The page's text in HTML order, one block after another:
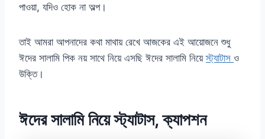
পাওয়া, যদিও হোক না অল্প।
তাই আমরা আপনাদের কথা মাথায় রেখে আজকের এই আয়োজনে শুধু
ঈদের সালামি পিক নয় সাথে নিয়ে এসছি ঈদের সালামি নিয়েস্ট্যাটাস ও
উক্তি।
ঈদের সালামি নিয়ে স্ট্যাটাস, ক্যাপশন